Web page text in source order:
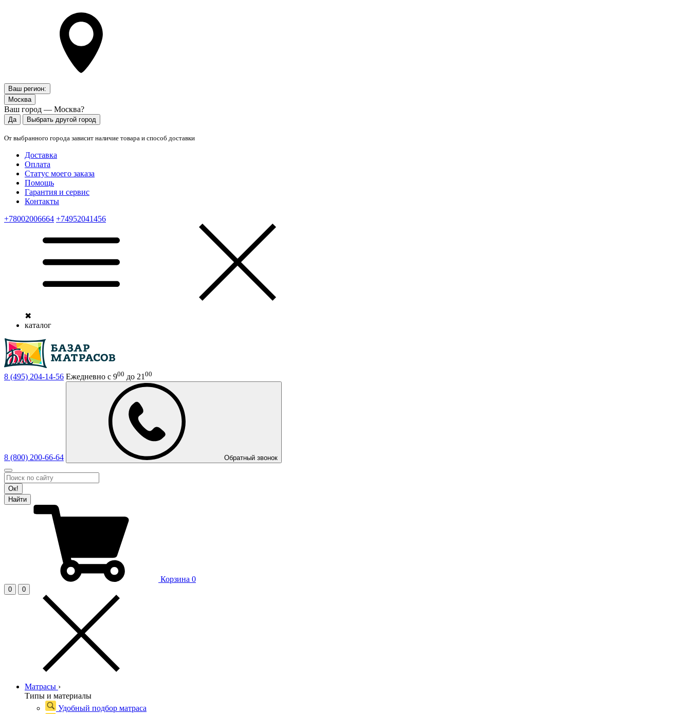
Ваш регион:
Москва
Ваш город — Москва?
Да Выбрать другой город
От выбранного города зависит наличие товара и способ доставки
Доставка
Оплата
Статус моего заказа
Помощь
Гарантия и сервис
Контакты
+78002006664 +74952041456
✖
каталог
8 (495) 204-14-56 Ежедневно с 900 до 21 00
8 (800) 200-66-64 Обратный звонок
Ок!
Найти
Корзина 0
0 0
Матрасы ›
Типы и материалы
Удобный подбор матраса